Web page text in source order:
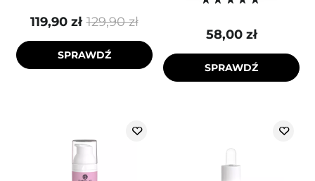
129,90 zł
119,90 zł
SPRAWDŹ
58,00 zł
SPRAWDŹ